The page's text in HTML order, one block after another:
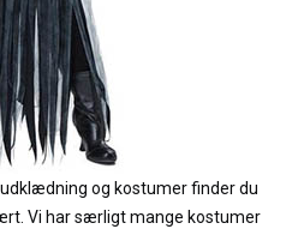
udklædning og kostumer finder du
Vi har særligt mange kostumer